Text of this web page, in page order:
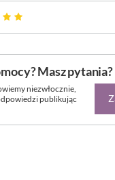
Masz pytania?
niezwłocznie,
publikując